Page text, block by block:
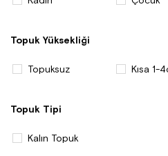
Topuk Yüksekliği
Topuksuz Kısa 1-
Topuk Tipi
Kalın Topuk